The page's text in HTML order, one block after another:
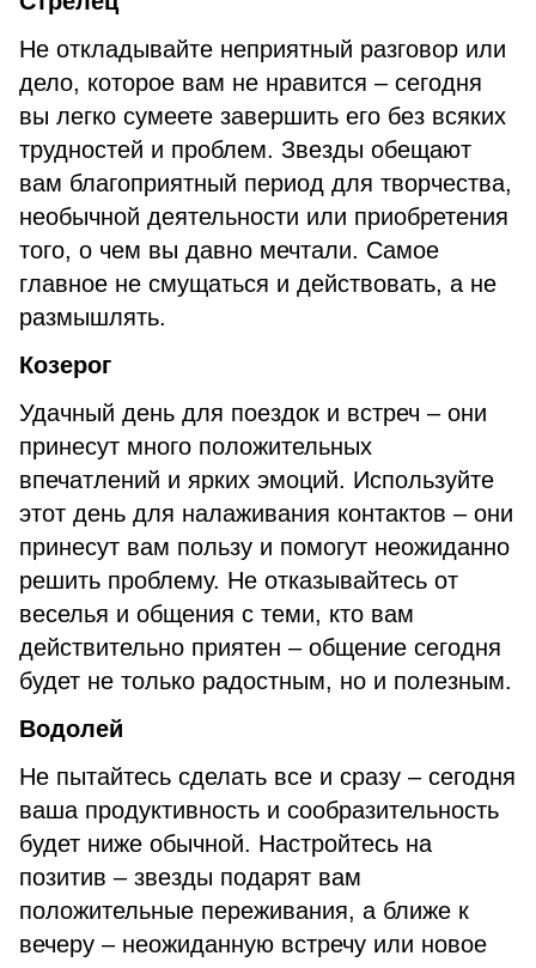
Не откладывайте неприятный разговор или
дело, которое вам не нравится – сегодня
вы легко сумеете завершить его без всяких
трудностей и проблем. Звезды обещают
вам благоприятный период для творчества,
необычной деятельности или приобретения
того, о чем вы давно мечтали. Самое
главное не смущаться и действовать, а не
размышлять.
Козерог
Удачный день для поездок и встреч – они
принесут много положительных
впечатлений и ярких эмоций. Используйте
этот день для налаживания контактов – они
принесут вам пользу и помогут неожиданно
решить проблему. Не отказывайтесь от
веселья и общения с теми, кто вам
действительно приятен – общение сегодня
будет не только радостным, но и полезным.
Водолей
Не пытайтесь сделать все и сразу – сегодня
ваша продуктивность и сообразительность
будет ниже обычной. Настройтесь на
позитив – звезды подарят вам
положительные переживания, а ближе к
вечеру – неожиданную встречу или новое